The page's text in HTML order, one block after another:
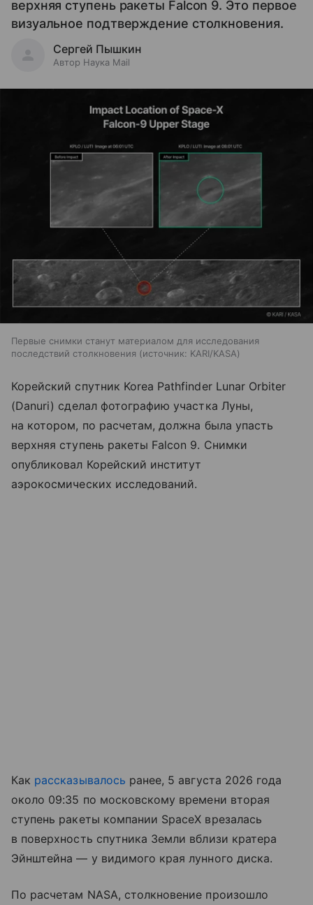
верхняя ступень ракеты Falcon 9. Это первое
визуальное подтверждение столкновения.
Сергей Пышкин
Автор Наука Mail
Первые снимки станут материалом для исследования
последствий столкновения
источник: KARI/KASA
Корейский спутник Korea Pathfinder Lunar Orbiter
(Danuri) сделал фотографию участка Луны,
на котором, по расчетам, должна была упасть
верхняя ступень ракеты Falcon 9. Снимки
опубликовал Корейский институт
аэрокосмических исследований.
Как рассказывалось ранее, 5 августа 2026 года
около 09:35 по московскому времени вторая
ступень ракеты компании SpaceX врезалась
в поверхность спутника Земли вблизи кратера
Эйнштейна — у видимого края лунного диска.
По расчетам NASA, столкновение произошло